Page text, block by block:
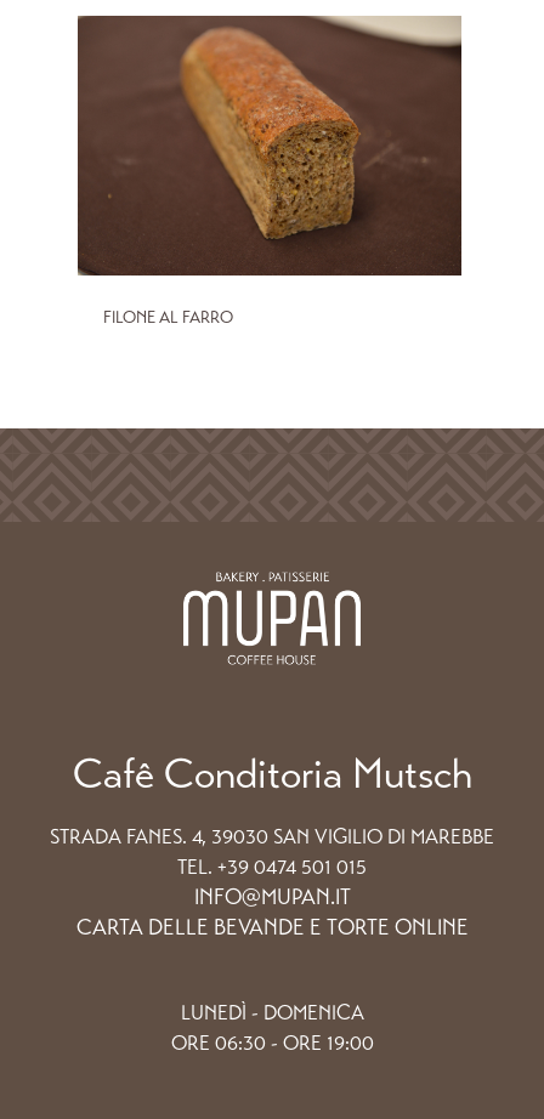
FILONE AL FARRO
Cafê Conditoria Mutsch
STRADA FANES. 4, 39030 SAN VIGILIO DI MAREBBE
TEL. +39 0474 501 015
INFO@MUPAN.IT
CARTA DELLE BEVANDE E TORTE ONLINE
LUNEDÌ - DOMENICA
ORE 06:30 - ORE 19:00